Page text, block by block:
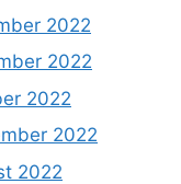
2022
2022
2022
2022
2022